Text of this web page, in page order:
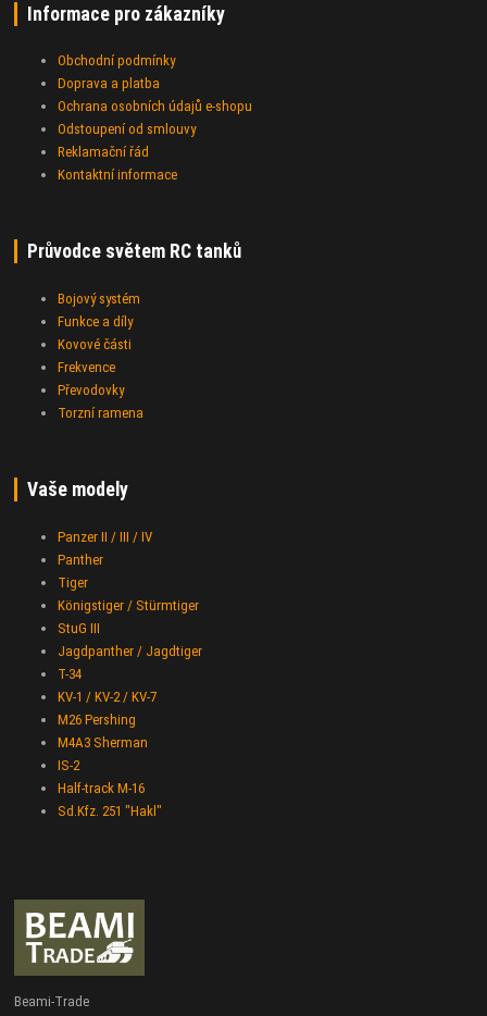
Informace pro zákazníky
Obchodní podmínky
Doprava a platba
Ochrana osobních údajů e-shopu
Odstoupení od smlouvy
Reklamační řád
Kontaktní informace
Průvodce světem RC tanků
Bojový systém
Funkce a díly
Kovové části
Frekvence
Převodovky
Torzní ramena
Vaše modely
Panzer II / III / IV
Panther
Tiger
Königstiger / Stürmtiger
StuG III
Jagdpanther / Jagdtiger
T-34
KV-1 / KV-2 / KV-7
M26 Pershing
M4A3 Sherman
IS-2
Half-track M-16
Sd.Kfz. 251 "Hakl"
Beami-Trade